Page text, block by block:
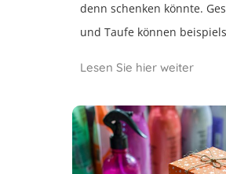
denn schenken könnte.
und Taufe können
Lesen Sie hier weiter